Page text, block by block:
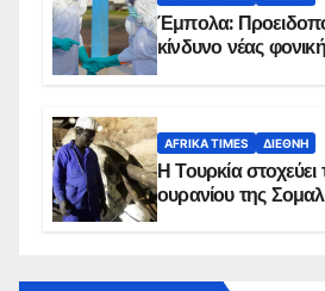
Έμπολα:
κίνδυνο νέας
AFRIKA TIMES ΔΙΕΘΝΉ
Η Τουρκία
ουρανίου της